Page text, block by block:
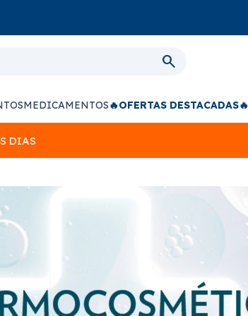
MEDICAMENTOS🔥OFERTAS DESTACADAS🔥
DIAS